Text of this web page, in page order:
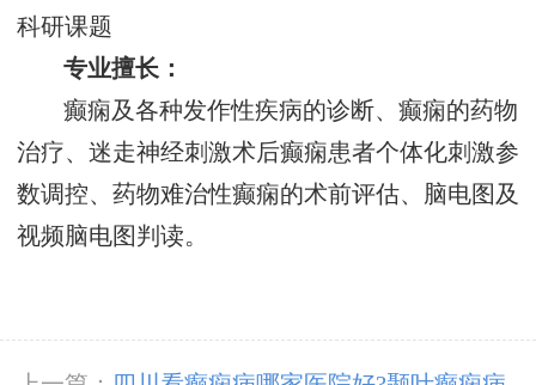
科研课题
专业擅长：
癫痫及各种发作性疾病的诊断、癫痫的药物
治疗、迷走神经刺激术后癫痫患者个体化刺激参
数调控、药物难治性癫痫的术前评估、脑电图及
视频脑电图判读。